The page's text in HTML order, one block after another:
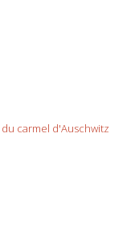
carmel d'Auschwitz